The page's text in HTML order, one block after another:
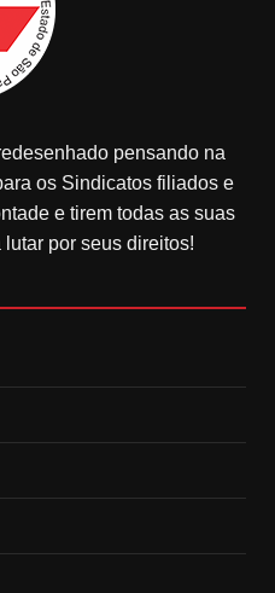
pensando na
os Sindicatos filiados e
e tirem todas as suas
por seus direitos!